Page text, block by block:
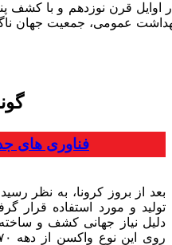
اوایل قرن نوزدهم و با کشف
عمومی، جمعیت جهان
فناوری های
بعد از بروز کرونا، به نظر
دلیل نیاز جهانی کشف و